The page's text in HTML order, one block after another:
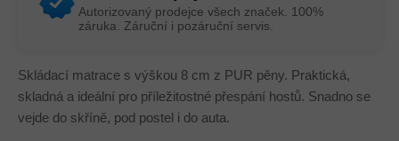
Autorizovaný prodejce všech značek. 100%
záruka. Záruční i pozáruční servis.
Skládací matrace s výškou 8 cm z PUR pěny. Praktická,
skladná a ideální pro příležitostné přespání hostů. Snadno se
vejde do skříně, pod postel i do auta.